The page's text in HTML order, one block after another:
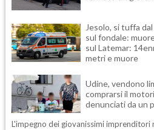
Jesolo, si tuffa
sul fondale:
sul Latemar:
metri e muore
Udine, vendono
comprarsi il
denunciati da un
L'impegno dei giovanissimi